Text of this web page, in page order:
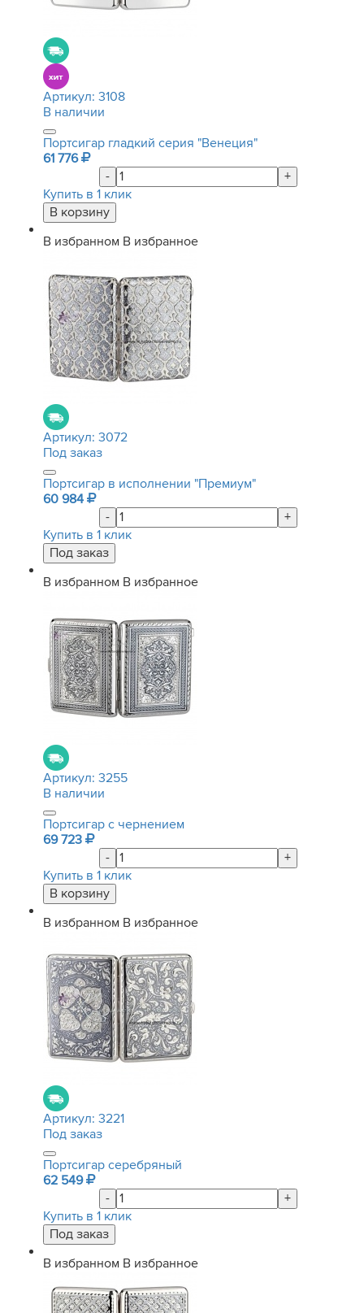
Артикул: 3108
В наличии
Портсигар гладкий серия "Венеция"
61 776
-
+
Купить в 1 клик
В избранном В избранное
Артикул: 3072
Под заказ
Портсигар в исполнении "Премиум"
60 984
-
+
Купить в 1 клик
В избранном В избранное
Артикул: 3255
В наличии
Портсигар с чернением
69 723
-
+
Купить в 1 клик
В избранном В избранное
Артикул: 3221
Под заказ
Портсигар серебряный
62 549
-
+
Купить в 1 клик
В избранном В избранное